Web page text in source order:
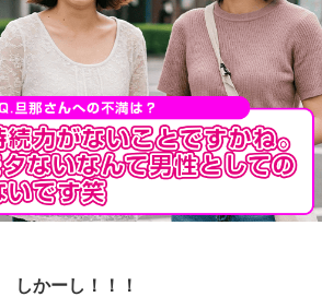
しかーし！！！